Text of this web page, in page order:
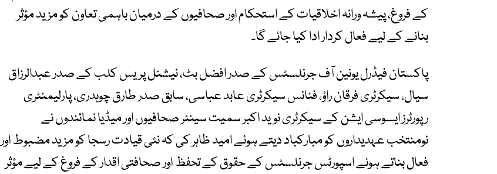
کے فروغ، پیشہ ورانہ اخلاقیات کے استحکام اور صحافیوں کے درمیان باہمی تعاون کو مزید مؤثر
بنانے کے لیے فعال کردار ادا کیا جائے گا۔
پاکستان فیڈرل یونین آف جرنلسٹس کے صدر افضل بٹ، نیشنل پریس کلب کے صدر عبدالرزاق
سیال، سیکرٹری فرقان راؤ، فنانس سیکرٹری عابد عباسی، سابق صدر طارق چوہدری، پارلیمنٹری
رپورٹرز ایسوسی ایشن کے سیکرٹری نوید اکبر سمیت سینئر صحافیوں اور میڈیا نمائندوں نے
نومنتخب عہدیداروں کو مبارکباد دیتے ہوئے امید ظاہر کی کہ نئی قیادت رسجا کو مزید مضبوط اور
فعال بناتے ہوئے اسپورٹس جرنلسٹس کے حقوق کے تحفظ اور صحافتی اقدار کے فروغ کے لیے مؤثر